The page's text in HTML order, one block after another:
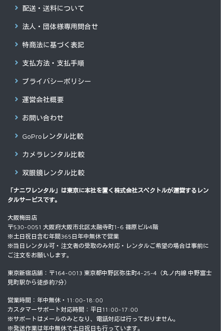
配送・送料について
法人・団体様専用問合せ
特商法に基づく表記
支払方法・支払手順
プライバシーポリシー
運営会社概要
お問い合わせ
GoProレンタル比較
カメラレンタル比較
双眼鏡レンタル比較
「ナニワレンタル」は東京に本社を置く 株式会社スペクトルが運営するレン
タルサービスです。
大阪梅田店
〒530-0051 大阪府大阪市北区太融寺町1-6 篠原ビル4階
※土日祝日含む年間365日年中無休で営業
※当日レンタル可・注文者の受取のみ対応・レンタルご希望の場合は事前に
ご注文をお願いします。
東京新宿店舗：〒164-0013 東京都中野区弥生町4-25-4（丸ノ内線 中野富士
見町駅から徒歩約7分）
営業時間：年中無休・11:00-18:00
カスタマーサポート対応時間：平日11:00-17:00
※サポートはメールのみとなり、電話対応は行っておりません。
※発送作業は年中無休で土日祝日も行っています。